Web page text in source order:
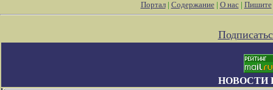
Портал| Содержание| О нас| Пишите
НОВОСТИ